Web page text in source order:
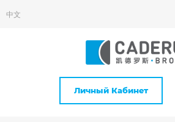
中文
Личный Кабинет